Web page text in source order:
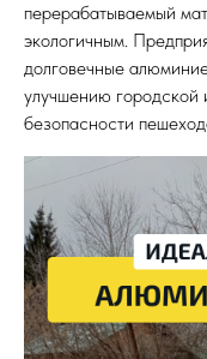
перерабатываемый
экологичным.
долговечные
улучшению городской
безопасности